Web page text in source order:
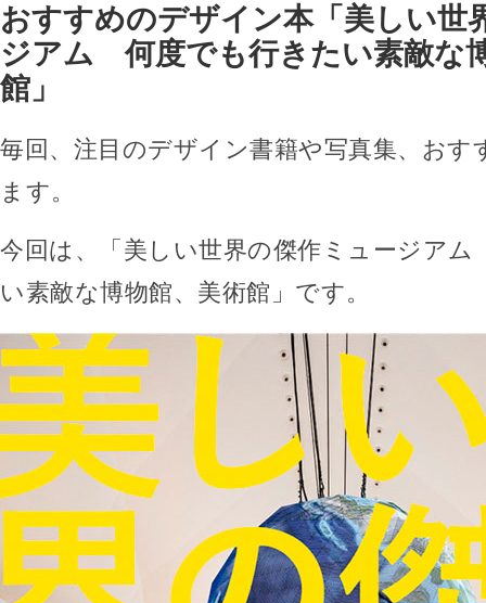
おすすめのデザイン本「美しい世
ジアム 何度でも行きたい素敵な
館」
毎回、注目のデザイン書籍や写真集、おす
ます。
今回は、「美しい世界の傑作ミュージア
い素敵な博物館、美術館」です。